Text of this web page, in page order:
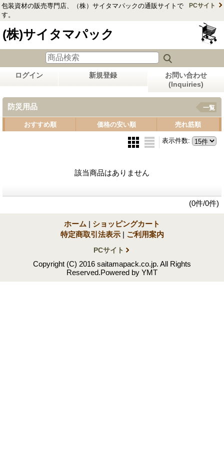
包装資材の販売専門店、（株）サイタマパックの通販サイトで
す。
PCサイト
(株)サイタマパック
ログイン 新規登録
お問い合わせ
(Inquiries)
防災用品 一覧
おすすめ順 価格の安い順 売れ筋順
表示件数:
該当商品はありません
(0件/0件)
ホーム | ショッピングカート
特定商取引法表示 | ご利用案内
PCサイト
Copyright (C) 2016 saitamapack.co.jp. All Rights
Reserved.Powered by YMT